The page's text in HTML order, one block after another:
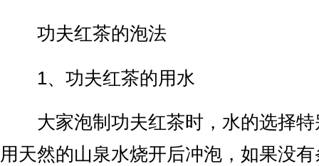
功夫红茶的泡法
1、功夫红茶的用水
大家泡制功夫红茶时，水的选择特
用天然的山泉水烧开后冲泡，如果没